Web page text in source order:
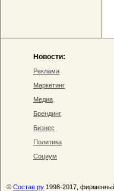
Новости:
Реклама
Маркетинг
Медиа
Брендинг
Бизнес
Политика
Социум
© Состав.ру 1998-2017,